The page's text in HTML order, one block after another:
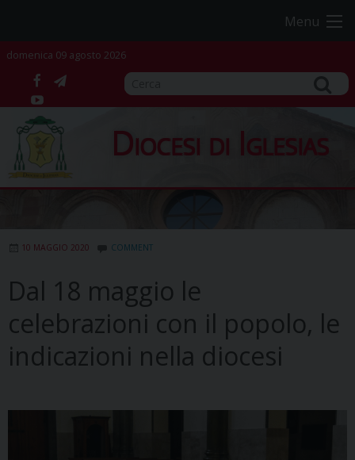
content
Menu
domenica 09 agosto 2026
facebook
telegram
YouTube
Diocesi di Iglesias
10 MAGGIO 2020 COMMENT
Dal 18 maggio le
celebrazioni con il popolo, le
indicazioni nella diocesi